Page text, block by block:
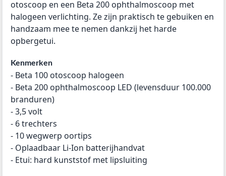
otoscoop en een Beta 200 ophthalmoscoop met
halogeen verlichting. Ze zijn praktisch te gebuiken en
handzaam mee te nemen dankzij het harde
opbergetui.
Kenmerken
- Beta 100 otoscoop halogeen
- Beta 200 ophthalmoscoop LED (levensduur 100.000
branduren)
- 3,5 volt
- 6 trechters
- 10 wegwerp oortips
- Oplaadbaar Li-Ion batterijhandvat
- Etui: hard kunststof met lipsluiting